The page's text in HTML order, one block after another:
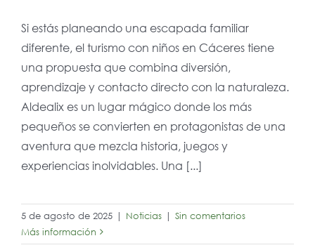
Si estás planeando una escapada familiar
diferente, el turismo con niños en Cáceres tiene
una propuesta que combina diversión,
aprendizaje y contacto directo con la naturaleza.
Aldealix es un lugar mágico donde los más
pequeños se convierten en protagonistas de una
aventura que mezcla historia, juegos y
experiencias inolvidables. Una [...]
5 de agosto de 2025 | Noticias | Sin comentarios
Más información